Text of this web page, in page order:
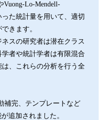
Vuong-Lo-Mendell-
た統計量を用いて、適切
きます。
スの研究者は潜在クラス
者や統計学者は有限混合
、これらの分析を行う全
補完、テンプレートなど
追加されました。